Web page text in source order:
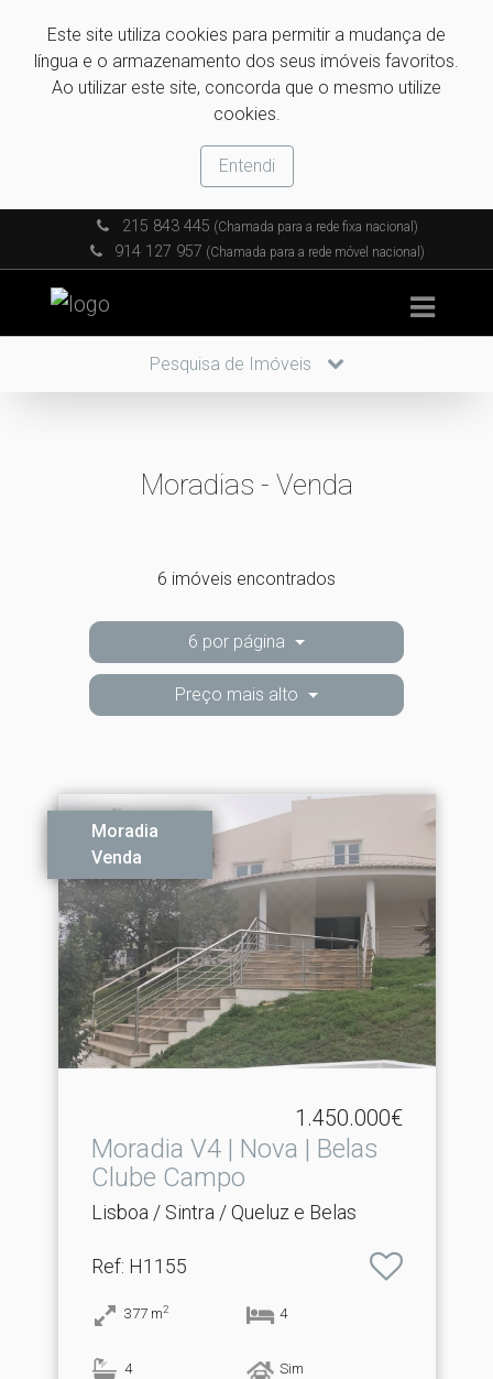
Este site utiliza cookies para permitir a mudança de
língua e o armazenamento dos seus imóveis favoritos.
Ao utilizar este site, concorda que o mesmo utilize
cookies.
Entendi
215 843 445 (Chamada para a rede fixa nacional)
914 127 957 (Chamada para a rede móvel nacional)
Pesquisa de Imóveis
Moradias - Venda
6 imóveis encontrados
6 por página
Preço mais alto
Moradia
Venda
1.450.000€
Moradia V4 | Nova | Belas
Clube Campo
Lisboa / Sintra / Queluz e Belas
Ref: H1155
377 m2 4
4 Sim